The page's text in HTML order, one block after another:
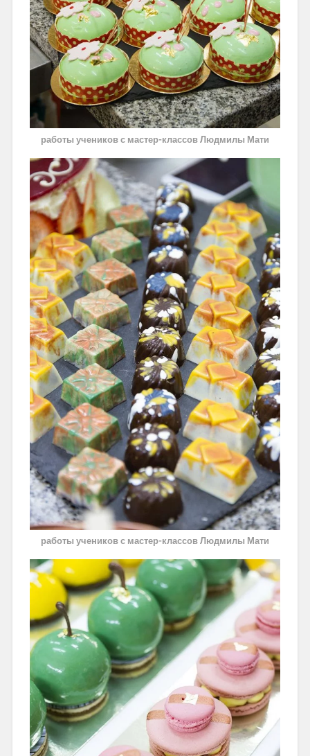
работы учеников с мастер-классов Людмилы Мати
работы учеников с мастер-классов Людмилы Мати